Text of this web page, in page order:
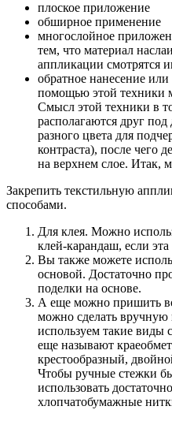
плоское приложение
обширное применение
многослойное
тем, что материал
аппликации смотрятся
обратное нанесение
помощью этой техники
Смысл этой техники в
располагаются друг
разного цвета для
контраста), после чего
на верхнем слое. Итак,
Закрепить текстильную
способами.
Для клея. Можно
клей-карандаш, если
Вы также можете
основой. Достаточно
поделки на основе.
А еще можно пришить
можно сделать
используем такие виды
еще называют
крестообразный,
Чтобы ручные стежки
использовать
хлопчатобумажные